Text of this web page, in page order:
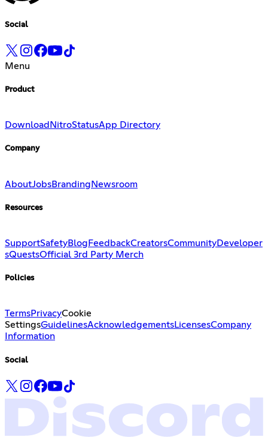
Social
Menu
Product
Download NitroStatusApp Directory
Company
AboutJobsBranding Newsroom
Resources
SupportSafetyBlog FeedbackCreatorsCommunityDeveloper
sQuestsOfficial 3rd Party Merch
Policies
TermsPrivacyCookie
SettingsGuidelinesAcknowledgementsLicensesCompany
Information
Social